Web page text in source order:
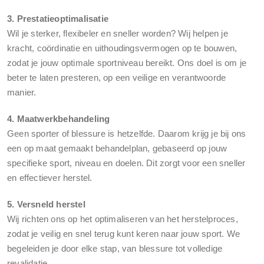
3. Prestatieoptimalisatie
Wil je sterker, flexibeler en sneller worden? Wij helpen je
kracht, coördinatie en uithoudingsvermogen op te bouwen,
zodat je jouw optimale sportniveau bereikt. Ons doel is om je
beter te laten presteren, op een veilige en verantwoorde
manier.
4. Maatwerkbehandeling
Geen sporter of blessure is hetzelfde. Daarom krijg je bij ons
een op maat gemaakt behandelplan, gebaseerd op jouw
specifieke sport, niveau en doelen. Dit zorgt voor een sneller
en effectiever herstel.
5. Versneld herstel
Wij richten ons op het optimaliseren van het herstelproces,
zodat je veilig en snel terug kunt keren naar jouw sport. We
begeleiden je door elke stap, van blessure tot volledige